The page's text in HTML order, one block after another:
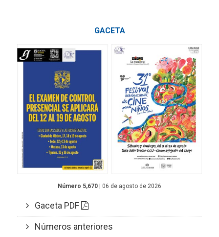
GACETA
Número 5,670 | 06 de agosto de 2026
Gaceta PDF
Números anteriores